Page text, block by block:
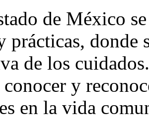
de México
prácticas, donde
de los
y
en la vida